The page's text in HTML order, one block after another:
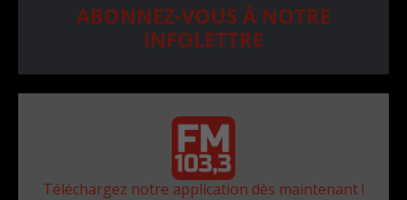
ABONNEZ-VOUS À NOTRE
INFOLETTRE
Téléchargez notre application dès maintenant !